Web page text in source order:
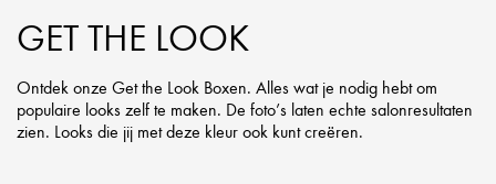
GET THE LOOK
Ontdek onze Get the Look Boxen. Alles wat je nodig hebt om
populaire looks zelf te maken. De foto’s laten echte salonresultaten
zien. Looks die jij met deze kleur ook kunt creëren.